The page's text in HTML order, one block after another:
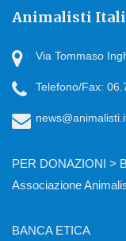
Animalisti
Via Tommaso
Telefono/Fax:
PER DONAZIONI >
Associazione
BANCA ETICA